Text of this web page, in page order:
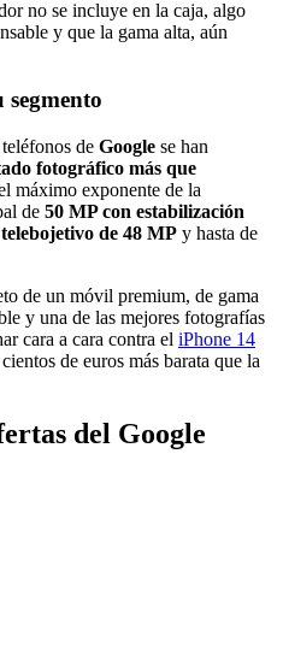
no se incluye en la caja, algo
y que la gama alta, aún
de Google se han
fotográfico más que
máximo exponente de la
de 50 MP con estabilización
telebojetivo de 48 MP y hasta de
de un móvil premium, de gama
y una de las mejores fotografías
cara a cara contra el iPhone 14
de euros más barata que la
del Google